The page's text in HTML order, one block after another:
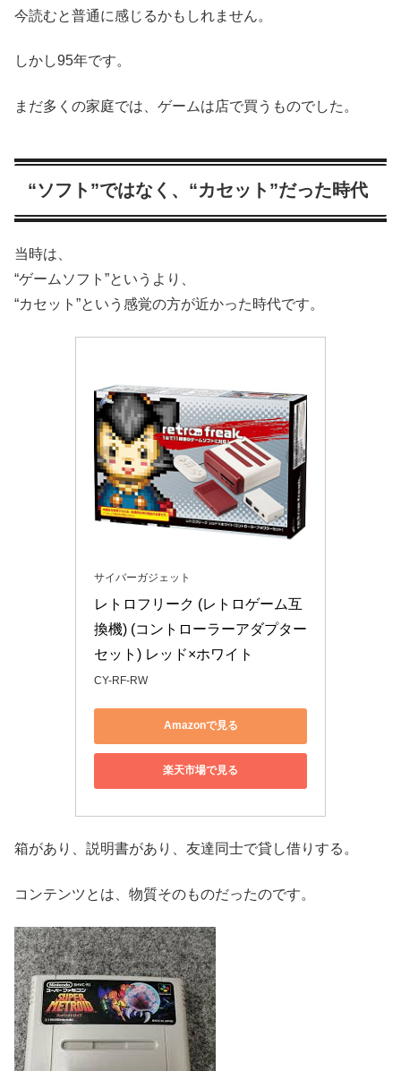
今読むと普通に感じるかもしれません。
しかし95年です。
まだ多くの家庭では、ゲームは店で買うものでした。
“ソフト”ではなく、“カセット”だった時代
当時は、
“ゲームソフト”というより、
“カセット”という感覚の方が近かった時代です。
サイバーガジェット
レトロフリーク (レトロゲーム互
換機) (コントローラーアダプター
セット) レッド×ホワイト
CY-RF-RW
Amazonで見る
楽天市場で見る
箱があり、説明書があり、友達同士で貸し借りする。
コンテンツとは、物質そのものだったのです。